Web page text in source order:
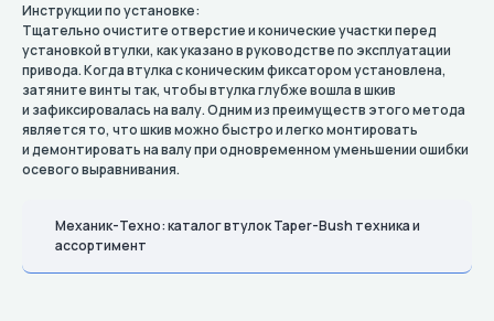
Инструкции по установке:
Тщательно очистите отверстие и конические участки перед
установкой втулки, как указано в руководстве по эксплуатации
привода. Когда втулка с коническим фиксатором установлена,
затяните винты так, чтобы втулка глубже вошла в шкив
и зафиксировалась на валу. Одним из преимуществ этого метода
является то, что шкив можно быстро и легко монтировать
и демонтировать на валу при одновременном уменьшении ошибки
осевого выравнивания.
Механик-Техно: каталог втулок Taper-Bush техника и
ассортимент